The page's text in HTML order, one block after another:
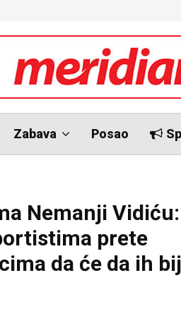
Zabava Posao
Nemanji Vidiću:
prete
da će da ih